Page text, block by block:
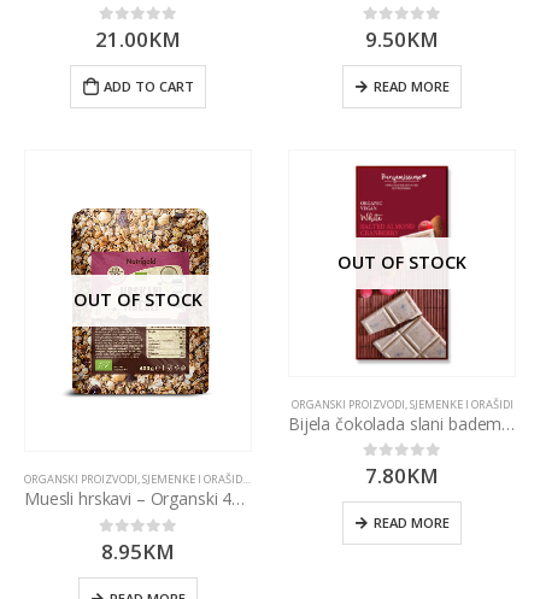
0out of 5
21.00KM
ADD TO CART
0out of 5
9.50KM
READ MORE
OUT OF STOCK
ORGANSKI PROIZVODI,SJEMENKE I ORAŠIDI , ŽITARICE I MAHUNARKE
Muesli hrskavi – Organski 400g Nutrigold
0out of 5
8.95KM
OUT OF STOCK
ORGANSKI PROIZVODI SJEMENKE I ORAŠIDI
Bijela čokolada slani badem & brusnica 70g
0out of 5
7.80KM
READ MORE